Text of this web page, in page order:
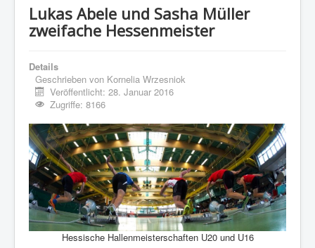
News
Termine
Ergebnisse
Statistik
Sport
Interaktiv
Lukas Abele und Sasha Müller
zweifache Hessenmeister
Details
Geschrieben von Kornelia Wrzesniok
Veröffentlicht: 28. Januar 2016
Zugriffe: 8166
Hessische Hallenmeisterschaften U20 und U16